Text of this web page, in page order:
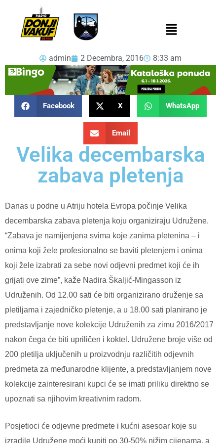
admin 2 Decembra, 2016 8:33 am
Facebook X WhatsApp
Email
Velika decembarska
zabava pletenja
Danas u podne u Atriju hotela Evropa počinje Velika
decembarska zabava pletenja koju organiziraju Udružene.
“Zabava je namijenjena svima koje zanima pletenina – i
onima koji žele profesionalno se baviti pletenjem i onima
koji žele izabrati za sebe novi odjevni predmet koji će ih
grijati ove zime”, kaže Nadira Škaljić-Mingasson iz
Udruženih. Od 12.00 sati će biti organizirano druženje sa
pletiljama i zajedničko pletenje, a u 18.00 sati planirano je
predstavljanje nove kolekcije Udruženih za zimu 2016/2017
nakon čega će biti upriličen i koktel. Udružene broje više od
200 pletilja uključenih u proizvodnju različitih odjevnih
predmeta za međunarodne klijente, a predstavljanjem nove
kolekcije zainteresirani kupci će se imati priliku direktno se
upoznati sa njihovim kreativnim radom.
Posjetioci će odjevne predmete i kućni asesoar koje su
izradile Udružene moći kupiti po 30-50% nižim cijenama, a